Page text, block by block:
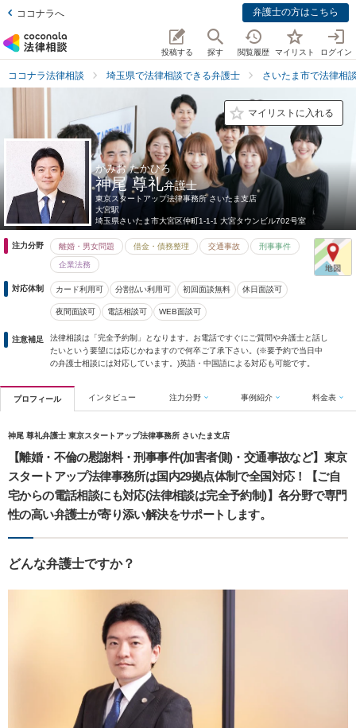
ココナラへ 弁護士の方はこちら
投稿する 探す 閲覧履歴 マイリスト ログイン
ココナラ法律相談 埼玉県で法律相談できる弁護士 さいたま市で法律相
マイリストに入れる
かみお たかひろ
神尾 尊礼弁護士
東京スタートアップ法律事務所 さいたま支店
大宮駅
埼玉県さいたま市大宮区仲町1-1-1 大宮タウンビル702号室
注力分野 離婚・男女問題 借金・債務整理 交通事故 刑事事件
企業法務
対応体制 カード利用可 分割払い利用可 初回面談無料 休日面談可
夜間面談可 電話相談可 WEB面談可
注意補足
法律相談は「完全予約制」となります。お電話ですぐにご質問や弁護士と話し
たいという要望には応じかねますので何卒ご了承下さい。(※要予約で当日中
の弁護士相談には対応しています。)英語・中国語による対応も可能です。
プロフィール インタビュー 注力分野 事例紹介 料金表
神尾 尊礼弁護士 東京スタートアップ法律事務所 さいたま支店
【離婚・不倫の慰謝料・刑事事件(加害者側)・交通事故など】東京
スタートアップ法律事務所は国内29拠点体制で全国対応！【ご自
宅からの電話相談にも対応(法律相談は完全予約制)】各分野で専門
性の高い弁護士が寄り添い解決をサポートします。
どんな弁護士ですか？